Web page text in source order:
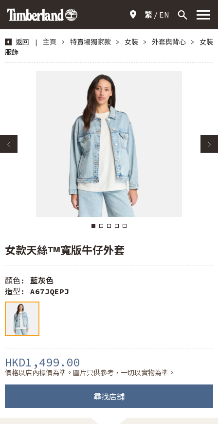
繁 EN
返回 | 主頁 > 特賣場獨家款 > 女裝 > 外套與背心 >
女裝
服飾
女款天絲™寬版牛仔外套
顏色: 藍灰色
造型: A67JQEPJ
HKD1,499.00
價格以店內標價為準。圖片只供參考，一切以實物為準。
尋找店舖